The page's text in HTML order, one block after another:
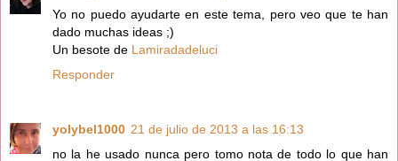
Yo no puedo ayudarte en este tema, pero veo que te han
dado muchas ideas ;)
Un besote de Lamiradadeluci
Responder
yolybel1000 21 de julio de 2013 a las 16:13
no la he usado nunca pero tomo nota de todo lo que han